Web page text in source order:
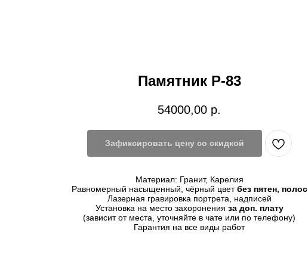
Памятник Р-83
54000,00 р.
Зафиксировать цену со скидкой
Материал: Гранит, Карелия
Равномерный насыщенный, чёрный цветбез пятен, полос
Лазерная гравировка портрета, надписей
Установка на место захоронения за доп. плату
(зависит от места, уточняйте в чате или по телефону)
Гарантия на все виды работ